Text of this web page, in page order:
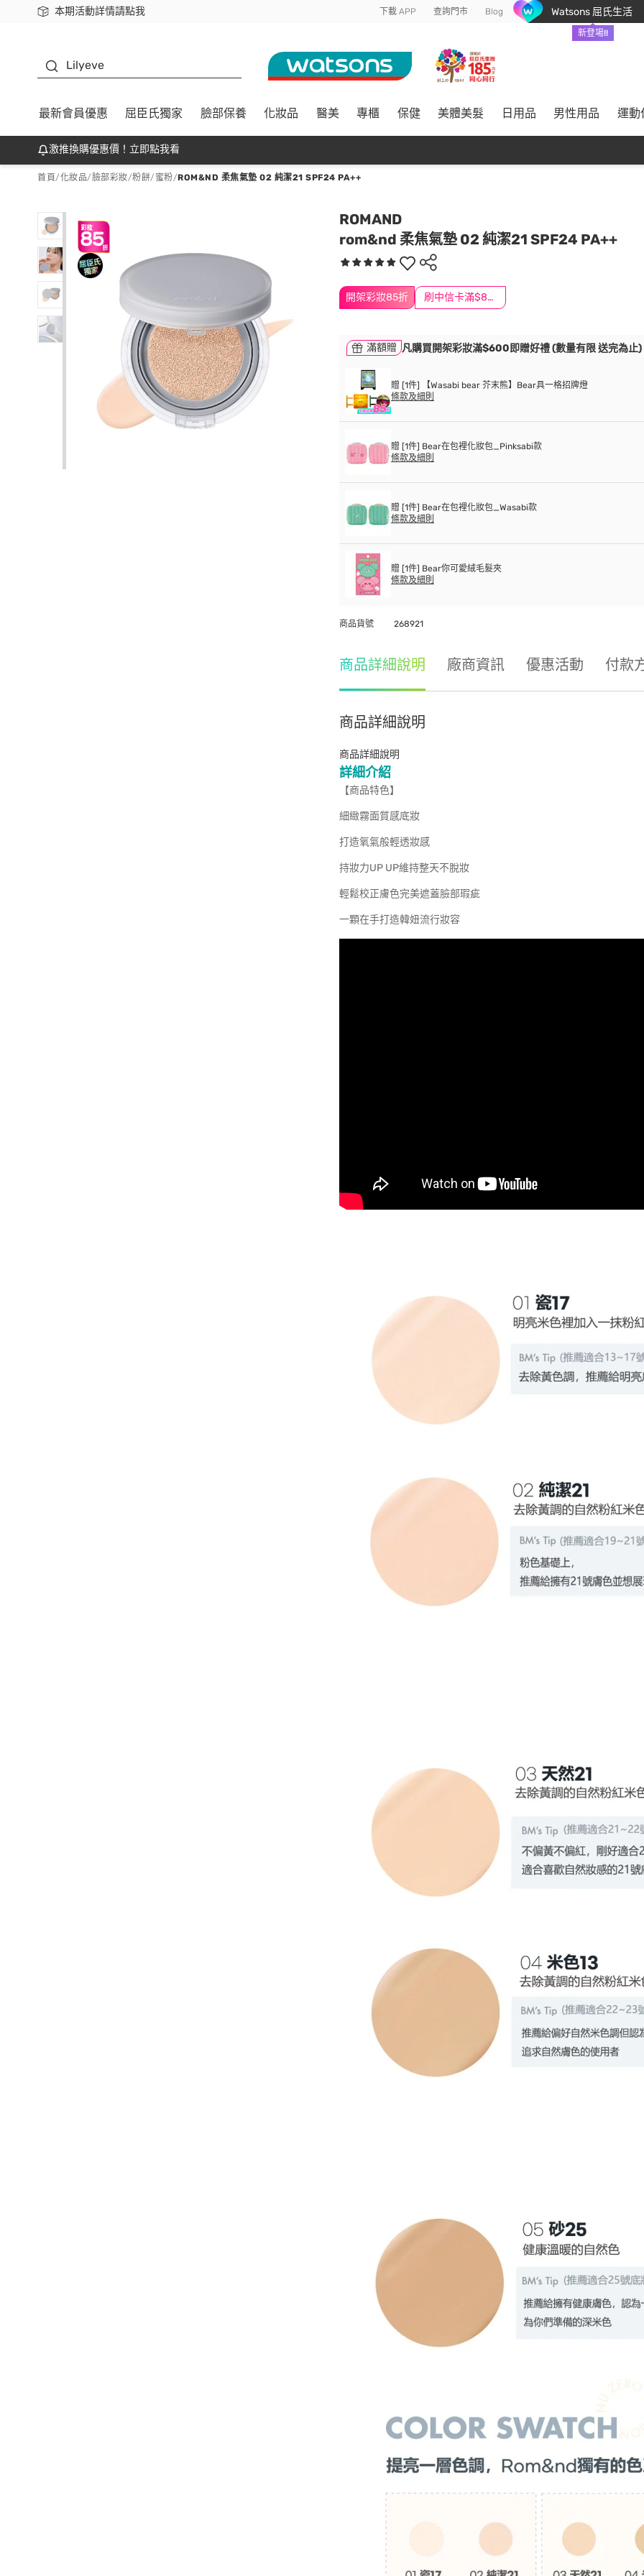
本期活動詳情請點我
下載app最高回饋$350 下載 APP 查詢門市 Blog Watsons 屈氏生活
新登場!!
Lilyeve
最新會員優惠 屈臣氏獨家 臉部保養 化妝品 醫美 專櫃 保健 美體美髮 日用品 男性用品 運動
激推換購優惠價！立即點我看
首頁/化妝品/臉部彩妝/粉餅/蜜粉/ROM&ND 柔焦氣墊 02 純潔21 SPF24 PA++
ROMAND
rom&nd 柔焦氣墊 02 純潔21 SPF24 PA++
開架彩妝85折 刷中信卡滿$888送3萬點
滿額贈 凡購買開架彩妝滿$600即贈好禮 (數量有限 送完為止)
贈 [1件] 【Wasabi bear 芥末熊】Bear具一格招牌燈
條款及細則
贈 [1件] Bear在包裡化妝包_Pinksabi款
條款及細則
贈 [1件] Bear在包裡化妝包_Wasabi款
條款及細則
贈 [1件] Bear你可愛絨毛髮夾
條款及細則
商品貨號 268921
商品詳細說明 廠商資訊 優惠活動 付款
商品詳細說明
商品詳細說明
詳細介紹
【商品特色】
細緻霧面質感底妝
打造氧氣般輕透妝感
持妝力UP UP維持整天不脫妝
輕鬆校正膚色完美遮蓋臉部瑕疵
一顆在手打造韓妞流行妝容